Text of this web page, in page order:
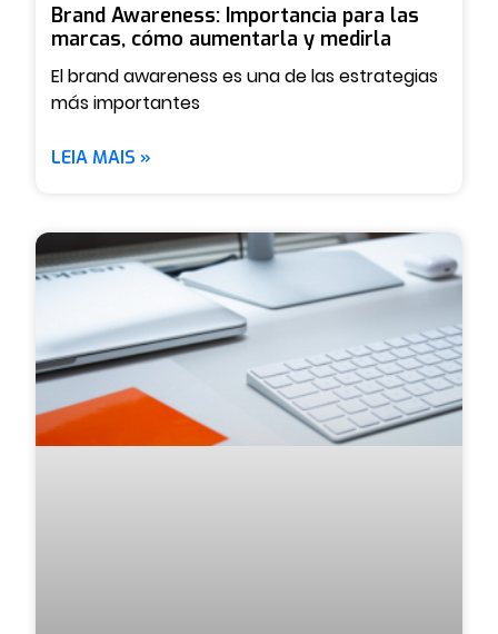
Brand Awareness: Importancia para las
marcas, cómo aumentarla y medirla
El brand awareness es una de las estrategias
más importantes
LEIA MAIS »